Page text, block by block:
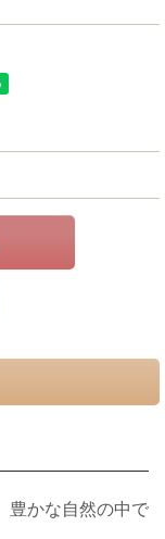
豊かな自然の中で